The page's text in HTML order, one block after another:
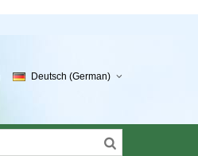
Deutsch (German)